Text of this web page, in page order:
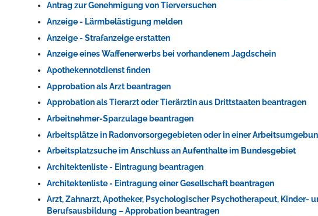
Antrag zur Genehmigung von Tierversuchen
Anzeige - Lärmbelästigung melden
Anzeige - Strafanzeige erstatten
Anzeige eines Waffenerwerbs bei vorhandenem Jagdschein
Apothekennotdienst finden
Approbation als Arzt beantragen
Approbation als Tierarzt oder Tierärztin aus Drittstaaten beantragen
Arbeitnehmer-Sparzulage beantragen
Arbeitsplätze in Radonvorsorgegebieten oder in einer
Arbeitsplatzsuche im Anschluss an Aufenthalte im Bundesgebiet
Architektenliste - Eintragung beantragen
Architektenliste - Eintragung einer Gesellschaft beantragen
Arzt, Zahnarzt, Apotheker, Psychologischer Psychotherapeut,
Berufsausbildung – Approbation beantragen